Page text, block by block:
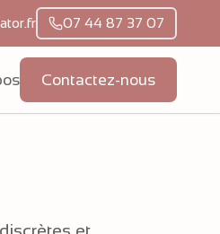
07 44 87 37 07
Contactez-nous